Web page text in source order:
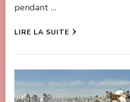
pendant …
LIRE LA SUITE